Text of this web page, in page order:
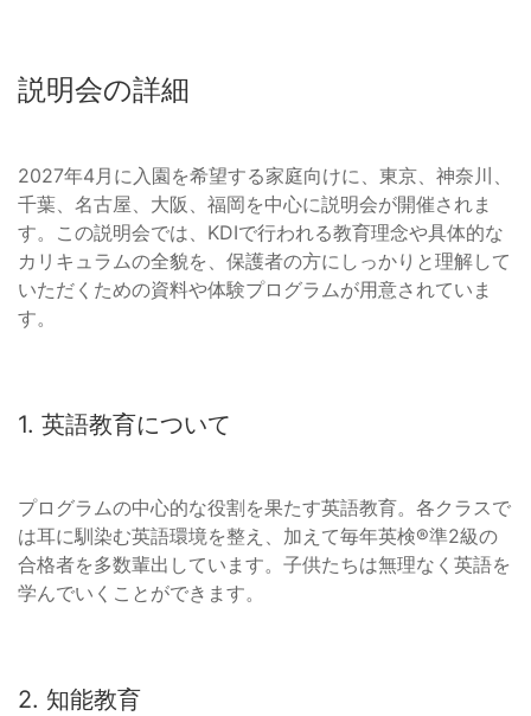
説明会の詳細
2027年4月に入園を希望する家庭向けに、東京、神奈川、
千葉、名古屋、大阪、福岡を中心に説明会が開催されま
す。この説明会では、KDIで行われる教育理念や具体的な
カリキュラムの全貌を、保護者の方にしっかりと理解して
いただくための資料や体験プログラムが用意されていま
す。
1. 英語教育について
プログラムの中心的な役割を果たす英語教育。各クラスで
は耳に馴染む英語環境を整え、加えて毎年英検®準2級の
合格者を多数輩出しています。子供たちは無理なく英語を
学んでいくことができます。
2. 知能教育